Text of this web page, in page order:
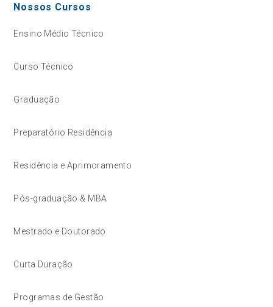
Nossos Cursos
Ensino Médio Técnico
Curso Técnico
Graduação
Preparatório Residência
Residência e Aprimoramento
Pós-graduação & MBA
Mestrado e Doutorado
Curta Duração
Programas de Gestão